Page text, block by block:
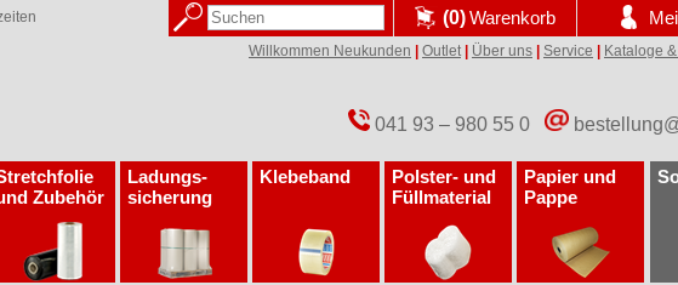
Willkommen Neukunden Outlet Über uns Service Kataloge
041 93 – 980 55 0
(0)Warenkorb
Zubehör
Ladungs­
sicherung
Klebeband
Polster- und
Füllmaterial
Papier und
Pappe